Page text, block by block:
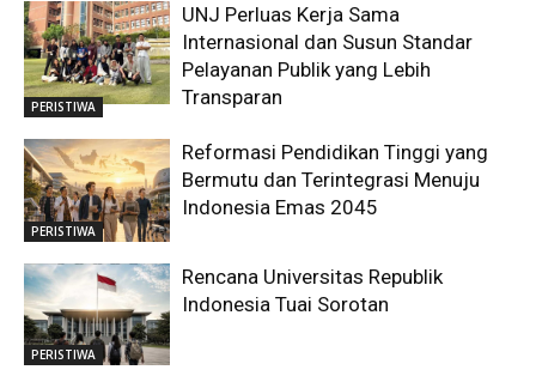
PERISTIWA
UNJ Perluas Kerja Sama
Internasional dan Susun Standar
Pelayanan Publik yang Lebih
Transparan
PERISTIWA
Reformasi Pendidikan Tinggi yang
Bermutu dan Terintegrasi Menuju
Indonesia Emas 2045
PERISTIWA
Rencana Universitas Republik
Indonesia Tuai Sorotan